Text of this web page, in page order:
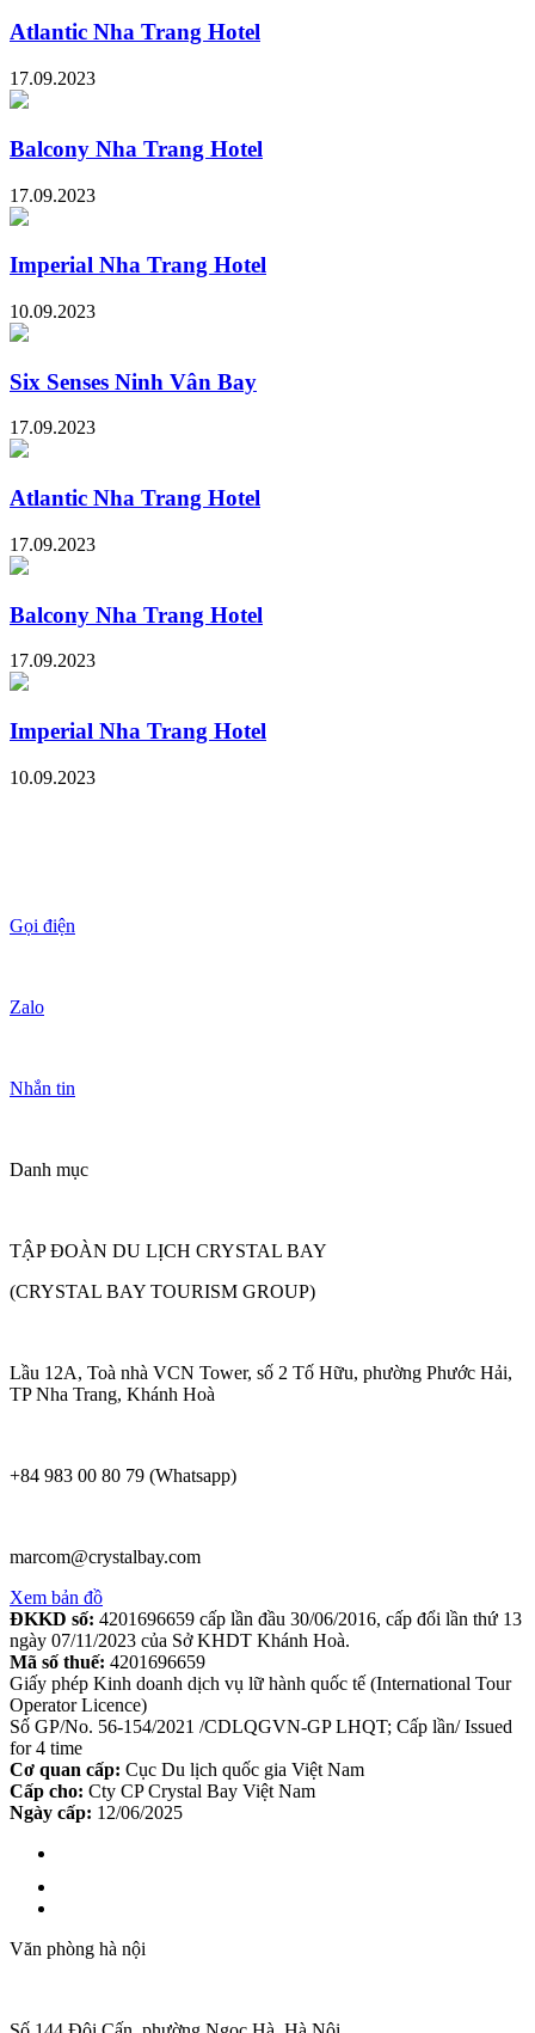
Atlantic Nha Trang Hotel
17.09.2023
Balcony Nha Trang Hotel
17.09.2023
Imperial Nha Trang Hotel
10.09.2023
Six Senses Ninh Vân Bay
17.09.2023
Atlantic Nha Trang Hotel
17.09.2023
Balcony Nha Trang Hotel
17.09.2023
Imperial Nha Trang Hotel
10.09.2023
Gọi điện
Zalo
Nhắn tin
Danh mục
TẬP ĐOÀN DU LỊCH CRYSTAL BAY
(CRYSTAL BAY TOURISM GROUP)
Lầu 12A, Toà nhà VCN Tower, số 2 Tố Hữu, phường Phước Hải,
TP Nha Trang, Khánh Hoà
+84 983 00 80 79 (Whatsapp)
marcom@crystalbay.com
Xem bản đồ
ĐKKD số: 4201696659 cấp lần đầu 30/06/2016, cấp đổi lần thứ 13
ngày 07/11/2023 của Sở KHDT Khánh Hoà.
Mã số thuế: 4201696659
Giấy phép Kinh doanh dịch vụ lữ hành quốc tế (International Tour
Operator Licence)
Số GP/No. 56-154/2021 /CDLQGVN-GP LHQT; Cấp lần/ Issued
for 4 time
Cơ quan cấp: Cục Du lịch quốc gia Việt Nam
Cấp cho: Cty CP Crystal Bay Việt Nam
Ngày cấp: 12/06/2025
Văn phòng hà nội